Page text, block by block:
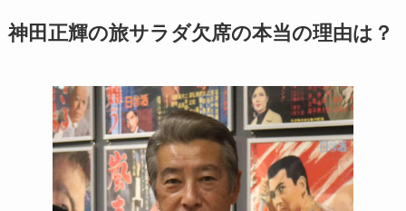
神田正輝の旅サラダ欠席の本当の理由は？